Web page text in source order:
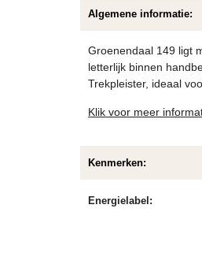
Algemene informatie:
Groenendaal 149 ligt
letterlijk binnen
Trekpleister, ideaal
Klik voor meer
Kenmerken:
Energielabel: